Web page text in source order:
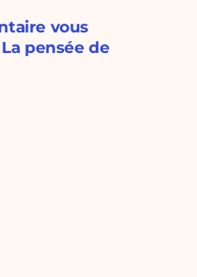
vous
pensée de